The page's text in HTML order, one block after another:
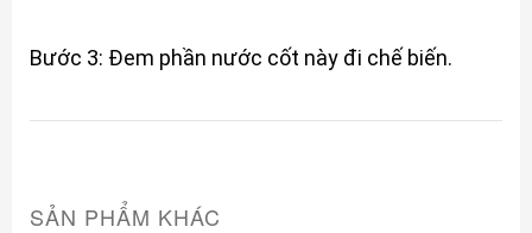
Bước 3: Đem phần nước cốt này đi chế biến.
SẢN PHẨM KHÁC